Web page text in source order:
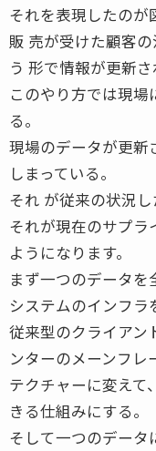
それを表現したのが
販 売が受けた顧客
う 形で情報が更新さ
このやり方では現
る。
現場のデータが更新
しまっている。
それ が従来の状況し
それが現在のサプラ
ようになります。
まず一つのデータを
システムのインフラ
従来型のクライアン
ンターのメーンフ
テクチャーに変えて
きる仕組みにする。
そして一つのデータ